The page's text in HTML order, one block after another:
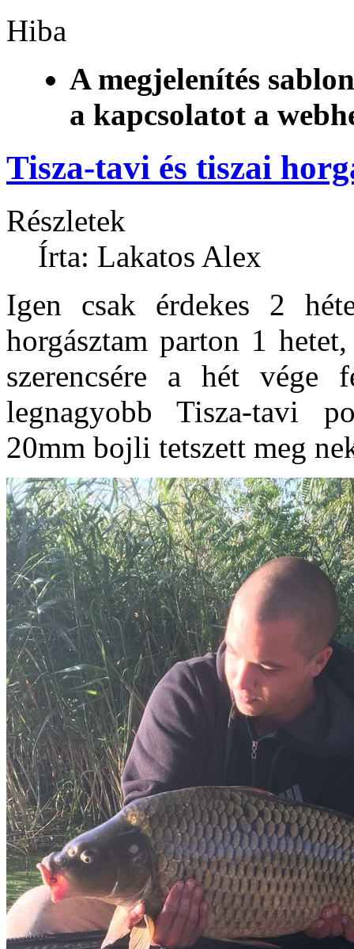
Hiba
A megjelenítés
a kapcsolatot a
Tisza-tavi és tiszai
Részletek
Írta: Lakatos Alex
Igen csak érdekes 2
horgásztam parton 1
szerencsére a hét vége
legnagyobb Tisza-tavi
20mm bojli tetszett meg